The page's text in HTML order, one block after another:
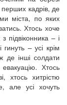
кадрів, де
міста, по яких
Хтось хоче
підвіконника – і
– усі крім
де інші солдати
Хтось
хтось хитрістю
але усі хочуть